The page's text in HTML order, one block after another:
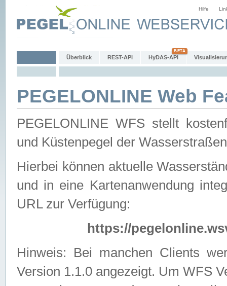
Hilfe
Überblick REST-API HyDAS-API
PEGELONLINE Web
PEGELONLINE WFS stellt
und Küstenpegel der
Hierbei können aktuelle
und in eine Kartenanwendung
URL zur Verfügung:
https://
Hinweis: Bei manchen Clients
Version 1.1.0 angezeigt. Um WFS